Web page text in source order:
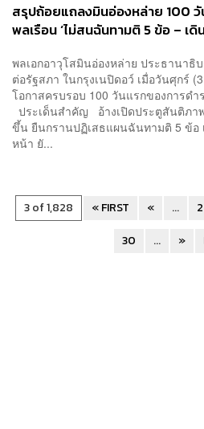
สรุปถ้อยแถลงมินอ่องหล่าย 100
พลเรือน ‘ไม่สนฉันทามติ 5 ข้อ – เดิ
พลเอกอาวุโสมินอ่องหล่าย ประธานาธิ
ต่อรัฐสภา ในกรุงเนปิดอว์ เมื่อวันศุกร์
โอกาสครบรอบ 100 วันแรกของการด
ประเด็นสำคัญ อ้างเปิดประตูสันติภา
ขึ้น ยืนกรานปฏิเสธแผนฉันทามติ 5 ข้อ
หน้า ยั...
3 of 1,828 « FIRST « ... 2
30
... »